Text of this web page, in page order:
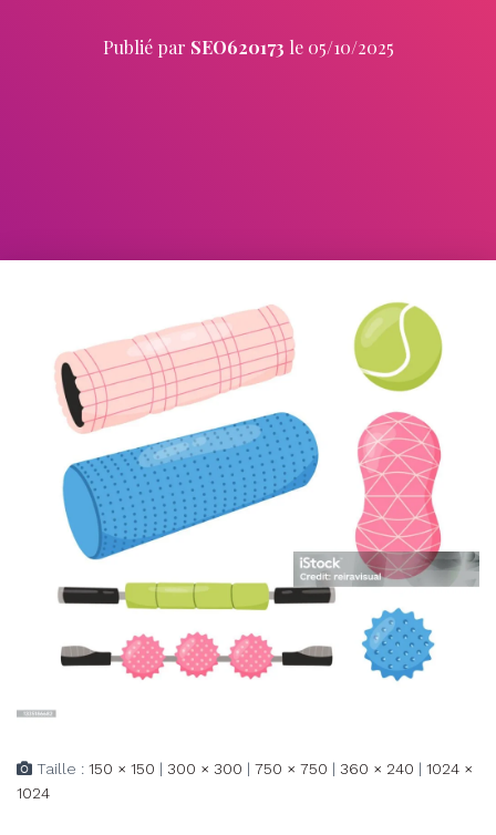
Publié par SEO620173 le 05/10/2025
Taille : 150 × 150 | 300 × 300 | 750 × 750 | 360 × 240 | 1024 ×
1024